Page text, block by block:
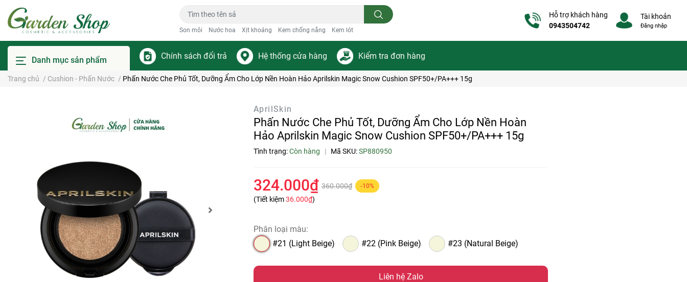
Son môi Nước hoa Xịt khoáng Kem chống nắng Kem lót
Hỗ trợ khách hàng
0943504742
Tài khoản
Đăng nhập
Danh mục sản phẩm Chính sách đổi trả Hệ thống cửa hàng Kiểm tra đơn hàng
Trang chủ / Cushion - Phấn Nước / Phấn Nước Che Phủ Tốt, Dưỡng Ẩm Cho Lớp Nền Hoàn Hảo Aprilskin Magic Snow Cushion SPF50+/PA+++ 15g
AprilSkin
Phấn Nước Che Phủ Tốt, Dưỡng Ẩm Cho Lớp Nền Hoàn
Hảo Aprilskin Magic Snow Cushion SPF50+/PA+++ 15g
Tình trạng:Còn hàng | Mã SKU:SP880950
324.000₫ 360.000₫ -10%
(Tiết kiệm36.000₫)
Phân loại màu:
#21 (Light Beige)
#22 (Pink Beige) #23 (Natural Beige)
Liên hệ Zalo